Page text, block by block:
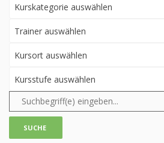
Kurskategorie auswählen
Trainer auswählen
Kursort auswählen
Kursstufe auswählen